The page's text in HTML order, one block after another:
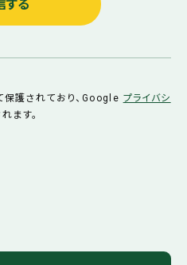
保護されており、Google プライバシ
ます。